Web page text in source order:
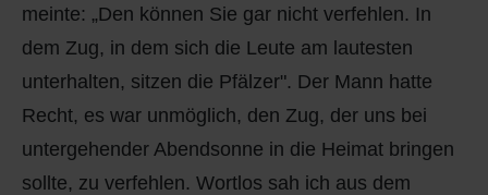
meinte: „Den können Sie gar nicht verfehlen. In
dem Zug, in dem sich die Leute am lautesten
unterhalten, sitzen die Pfälzer". Der Mann hatte
Recht, es war unmöglich, den Zug, der uns bei
untergehender Abendsonne in die Heimat bringen
sollte, zu verfehlen. Wortlos sah ich aus dem